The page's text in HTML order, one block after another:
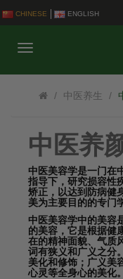
CHINESE ENGLISH
中医养生
中医养
中医美容学是一门在
指导下，研究损容性
矫正，以达到防病健
美为主要目的的专门
中医美容学中的美容
的美容，它是根据健
在的精神面貌、气质
词有狭义和广义之分
美化和修饰；广义美
心灵等全身心的美化。